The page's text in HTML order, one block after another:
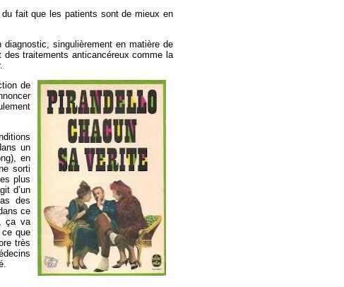
fait que les patients sont de mieux en
singulièrement en matière de
traitements anticancéreux comme la
de
un
en
sorti
plus
d’un
des
ce
ça va
que
très